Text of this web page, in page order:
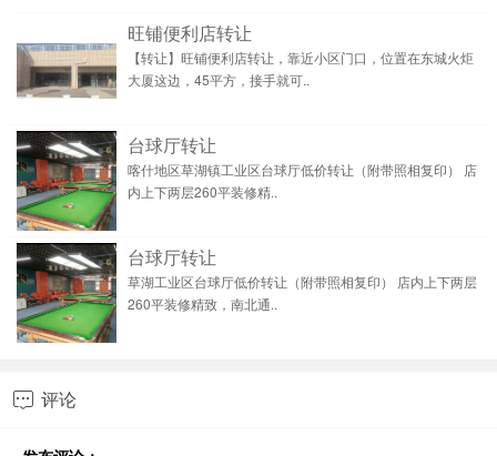
旺铺便利店转让
【转让】旺铺便利店转让，靠近小区门口，位置在东城火炬
大厦这边，45平方，接手就可..
台球厅转让
喀什地区草湖镇工业区台球厅低价转让（附带照相复印） 店
内上下两层260平装修精..
台球厅转让
草湖工业区台球厅低价转让（附带照相复印） 店内上下两层
260平装修精致，南北通..
 评论